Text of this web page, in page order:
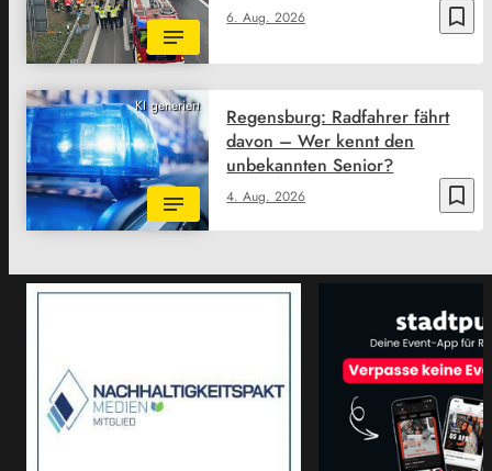
bookmark_border
6. Aug. 2026
KI generiert
bookmark_border
4. Aug. 2026
Regensburg: Radfahrer fährt
davon – Wer kennt den
unbekannten Senior?